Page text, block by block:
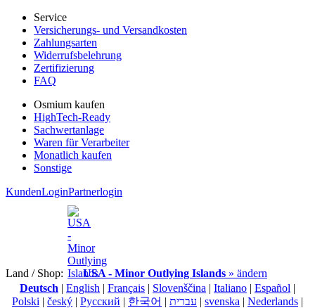
Service
Versicherungs- und Versandkosten
Zahlungsarten
Widerrufsbelehrung
Zertifizierung
FAQ
Osmium kaufen
HighTech-Ready
Sachwertanlage
Waren für Verarbeiter
Monatlich kaufen
Sonstige
KundenLoginPartnerlogin
Land / Shop: USA - Minor Outlying Islands » ändern
Deutsch | English | Français | Slovenščina | Italiano | Español |
Polski | český | Pусский | 한국어 | עברית | svenska | Nederlands |